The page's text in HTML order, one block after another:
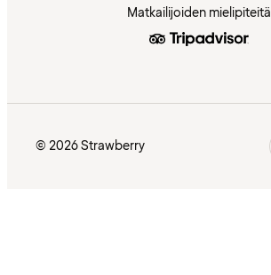
Matkailijoiden mielipiteitä
© 2026 Strawberry